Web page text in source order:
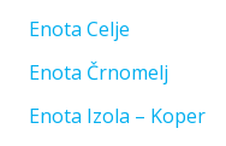
Enota Celje
Enota Črnomelj
Enota Izola – Koper